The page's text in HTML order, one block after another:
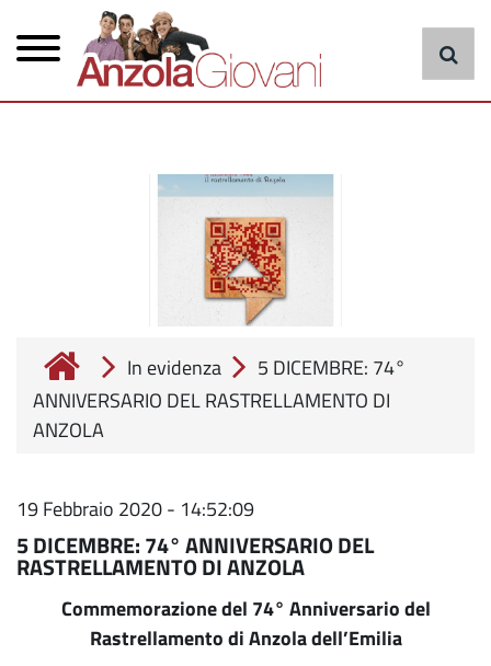
contenuto
principale
principale
cerca
In evidenza
5 DICEMBRE: 74°
ANNIVERSARIO DEL RASTRELLAMENTO DI
ANZOLA
19 Febbraio 2020 - 14:52:09
5 DICEMBRE: 74° ANNIVERSARIO DEL
RASTRELLAMENTO DI ANZOLA
Commemorazione del 74° Anniversario del
Rastrellamento di Anzola dell’Emilia